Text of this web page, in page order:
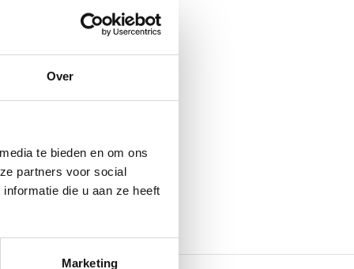
Over
te bieden en om ons
partners voor social
die u aan ze heeft
Marketing